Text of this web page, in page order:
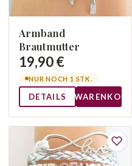
Armband
Brautmutter
19,90 €
NUR NOCH 1 STK.
DETAILS WARENKORB